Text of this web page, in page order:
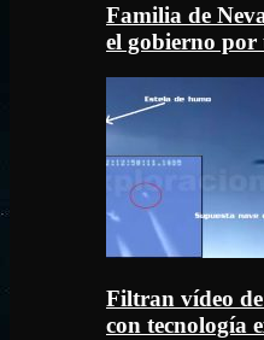
Familia de
el gobierno
Filtran vídeo
con tecnología